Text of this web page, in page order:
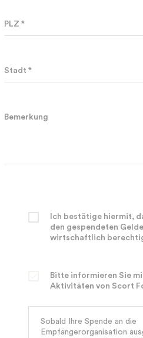
PLZ *
Stadt *
Bemerkung
Ich bestätige hiermit,
den gespendeten
wirtschaftlich
Bitte informieren Sie
Aktivitäten von Scort
Sobald Ihre Spende an die
Empfängerorganisation